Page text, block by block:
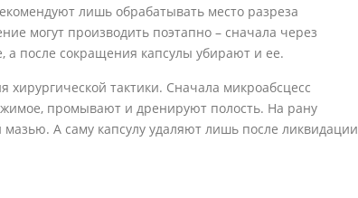
лишь обрабатывать место разреза
могут производить поэтапно – сначала через
а после сокращения капсулы убирают и ее.
хирургической тактики. Сначала микроабсцесс
промывают и дренируют полость. На рану
мазью. А саму капсулу удаляют лишь после ликвидации